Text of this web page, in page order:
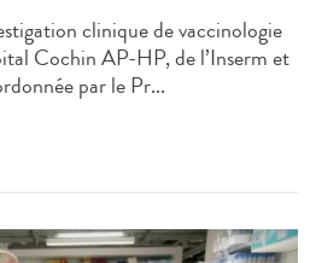
clinique de vaccinologie
Cochin AP-HP, de l’Inserm et
par le Pr...